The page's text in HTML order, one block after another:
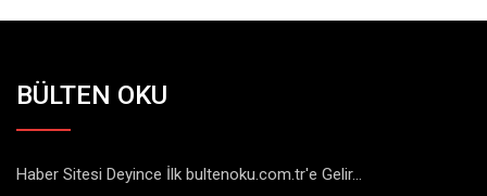
BÜLTEN OKU
Haber Sitesi Deyince İlk bultenoku.com.tr'e Gelir...